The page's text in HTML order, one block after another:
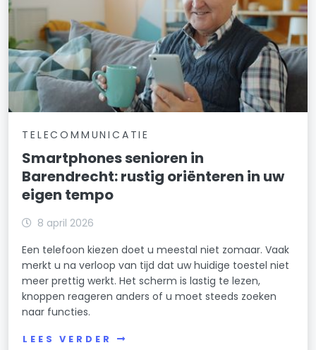
TELECOMMUNICATIE
Smartphones senioren in
Barendrecht: rustig oriënteren in uw
eigen tempo
8 april 2026
Een telefoon kiezen doet u meestal niet zomaar. Vaak
merkt u na verloop van tijd dat uw huidige toestel niet
meer prettig werkt. Het scherm is lastig te lezen,
knoppen reageren anders of u moet steeds zoeken
naar functies.
LEES VERDER